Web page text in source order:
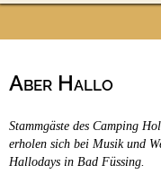
Stadtnah
Aber Hallo
Stammgäste des Camping
erholen sich bei Musik und
Hallodays in Bad Füssing.